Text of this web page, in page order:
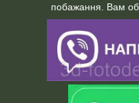
побажання. Вам